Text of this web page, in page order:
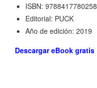
ISBN: 9788417780258
Editorial: PUCK
Año de edición: 2019
Descargar eBook gratis